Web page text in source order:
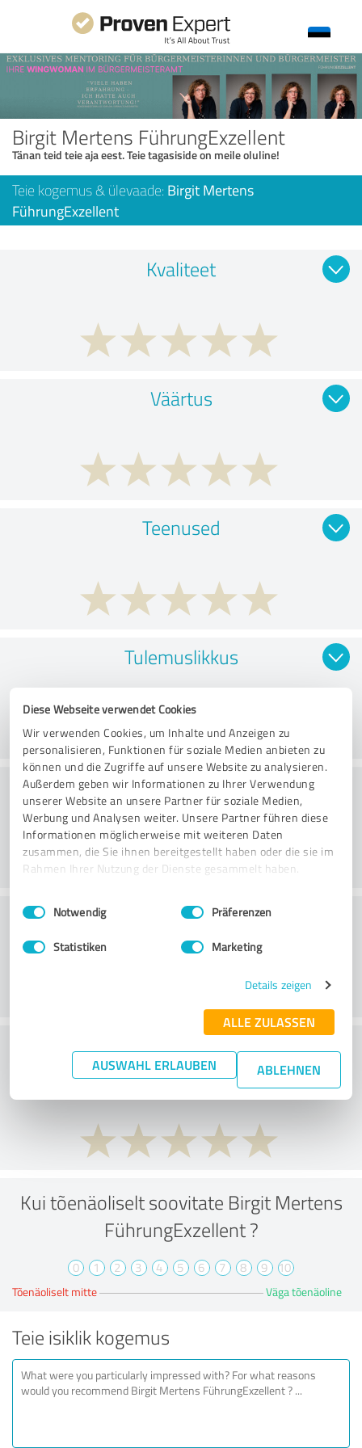
Diese Webseite verwendet Cookies
Wir verwenden Cookies, um Inhalte und Anzeigen zu
personalisieren, Funktionen für soziale Medien anbieten zu
können und die Zugriffe auf unsere Website zu analysieren.
Außerdem geben wir Informationen zu Ihrer Verwendung
unserer Website an unsere Partner für soziale Medien,
Werbung und Analysen weiter. Unsere Partner führen diese
Informationen möglicherweise mit weiteren Daten
zusammen, die Sie ihnen bereitgestellt haben oder die sie im
Rahmen Ihrer Nutzung der Dienste gesammelt haben.
Impressum Datenschutzbestimmungen
Einwilligungsauswahl
Notwendig Präferenzen
Statistiken Marketing
Details zeigen
ALLE ZULASSEN
AUSWAHL ERLAUBEN ABLEHNEN
Birgit Mertens FührungExzellent
Tänan teid teie aja eest. Teie tagasiside on meile oluline!
Teie kogemus & ülevaade: Birgit Mertens
FührungExzellent
Kvaliteet
Väärtus
Teenused
Tulemuslikkus
Konsultatsioon
Klienditeenindus
What do you think of the cost to benefit
ratio?
Kui tõenäoliselt soovitate Birgit Mertens
FührungExzellent ?
0 1 2 3 4 5 6 7 8 9 10
Tõenäoliselt mitte Väga tõenäoline
Teie isiklik kogemus